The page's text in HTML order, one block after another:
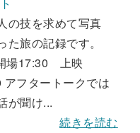
の技を求めて写真
旅の記録です。
場17:30 上映
フタートークでは
が聞け...
続きを読む